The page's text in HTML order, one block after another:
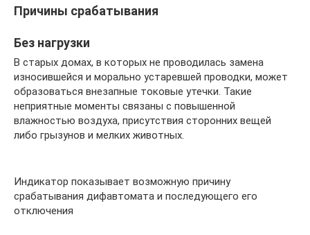
Причины срабатывания
Без нагрузки
В старых домах, в которых не проводилась замена
износившейся и морально устаревшей проводки, может
образоваться внезапные токовые утечки. Такие
неприятные моменты связаны с повышенной
влажностью воздуха, присутствия сторонних вещей
либо грызунов и мелких животных.
Индикатор показывает возможную причину
срабатывания дифавтомата и последующего его
отключения